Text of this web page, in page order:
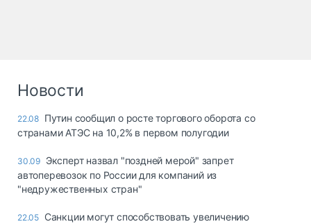
Новости
22.08 Путин сообщил о росте торгового оборота со
странами АТЭС на 10,2% в первом полугодии
30.09 Эксперт назвал "поздней мерой" запрет
автоперевозок по России для компаний из
"недружественных стран"
22.05 Санкции могут способствовать увеличению